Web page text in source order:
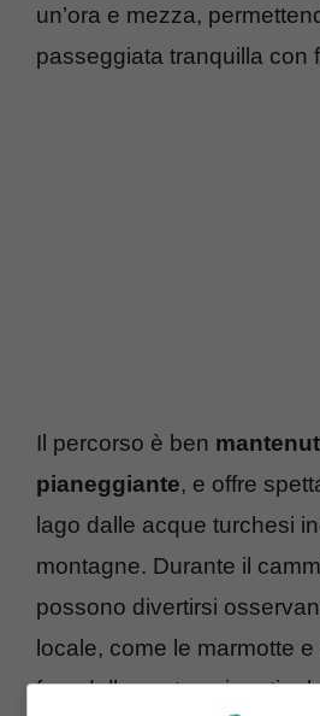
un’ora e mezza,
passeggiata tranquilla con
Il percorso è ben
pianeggiante, e offre
lago dalle acque turchesi
montagne. Durante il
possono divertirsi
locale, come le marmotte
fare delle soste sui prati